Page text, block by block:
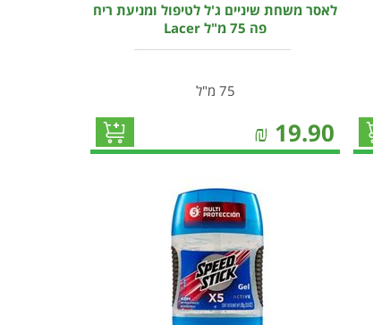
לאסר משחת שיניים ג'ל לטיפול ומניעת ריח
פה 75 מ"ל Lacer
75 מ"ל
19.90
₪